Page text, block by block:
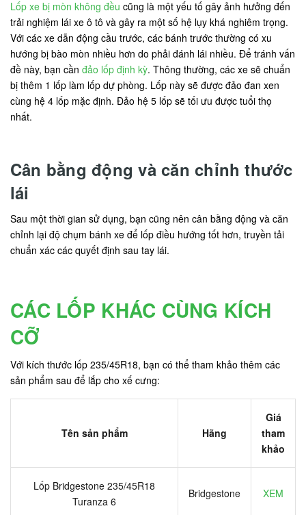
Lốp xe bị mòn không đều cũng là một yếu tố gây ảnh hưởng đến
trải nghiệm lái xe ô tô và gây ra một số hệ lụy khá nghiêm trọng.
Với các xe dẫn động cầu trước, các bánh trước thường có xu
hướng bị bào mòn nhiều hơn do phải đánh lái nhiều. Để tránh vấn
đề này, bạn cần đảo lốp định kỳ. Thông thường, các xe sẽ chuẩn
bị thêm 1 lốp làm lốp dự phòng. Lốp này sẽ được đảo đan xen
cùng hệ 4 lốp mặc định. Đảo hệ 5 lốp sẽ tối ưu được tuổi thọ
nhất.
Cân bằng động và căn chỉnh thước
lái
Sau một thời gian sử dụng, bạn cũng nên cân bằng động và căn
chỉnh lại độ chụm bánh xe để lốp điều hướng tốt hơn, truyền tải
chuẩn xác các quyết định sau tay lái.
CÁC LỐP KHÁC CÙNG KÍCH
CỠ
Với kích thước lốp 235/45R18, bạn có thể tham khảo thêm các
sản phẩm sau để lắp cho xế cưng:
Tên sản phẩm Hãng
Giá
tham
khảo
Lốp Bridgestone 235/45R18
Turanza 6
Bridgestone XEM